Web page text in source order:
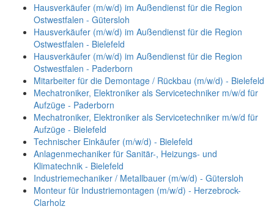
Hausverkäufer (m/w/d) im Außendienst für die Region
Ostwestfalen - Gütersloh
Hausverkäufer (m/w/d) im Außendienst für die Region
Ostwestfalen - Bielefeld
Hausverkäufer (m/w/d) im Außendienst für die Region
Ostwestfalen - Paderborn
Mitarbeiter für die Demontage / Rückbau (m/w/d) - Bielefeld
Mechatroniker, Elektroniker als Servicetechniker m/w/d für
Aufzüge - Paderborn
Mechatroniker, Elektroniker als Servicetechniker m/w/d für
Aufzüge - Bielefeld
Technischer Einkäufer (m/w/d) - Bielefeld
Anlagenmechaniker für Sanitär-, Heizungs- und
Klimatechnik - Bielefeld
Industriemechaniker / Metallbauer (m/w/d) - Gütersloh
Monteur für Industriemontagen (m/w/d) - Herzebrock-
Clarholz